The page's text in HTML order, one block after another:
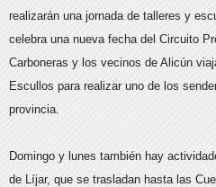
realizarán una jornada de talleres y
celebra una nueva fecha del Circuito
Carboneras y los vecinos de Alicún
Escullos para realizar uno de los
provincia.
Domingo y lunes también hay
de Líjar, que se trasladan hasta las